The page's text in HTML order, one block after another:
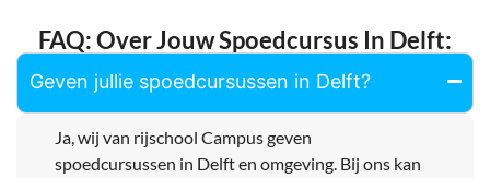
FAQ: Over Jouw Spoedcursus In Delft:
Geven jullie spoedcursussen in Delft?
Ja, wij van rijschool Campus geven
spoedcursussen in Delft en omgeving. Bij ons kan